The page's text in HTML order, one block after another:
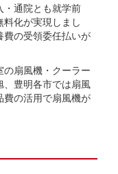
通院とも就学前
化が実現しまし
費の受領委任払いが
扇風機・クーラー
豊明各市では扇風
の活用で扇風機が